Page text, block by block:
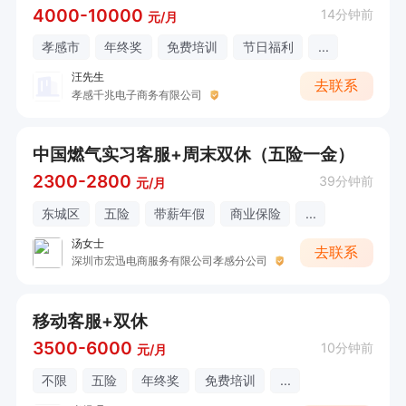
4000-10000 元/月 14分钟前
孝感市 年终奖 免费培训 节日福利 ...
汪先生
孝感千兆电子商务有限公司
去联系
中国燃气实习客服+周末双休（五险一金）
2300-2800 元/月 39分钟前
东城区 五险 带薪年假 商业保险 ...
汤女士
深圳市宏迅电商服务有限公司孝感分公司
去联系
移动客服+双休
3500-6000 元/月 10分钟前
不限 五险 年终奖 免费培训 ...